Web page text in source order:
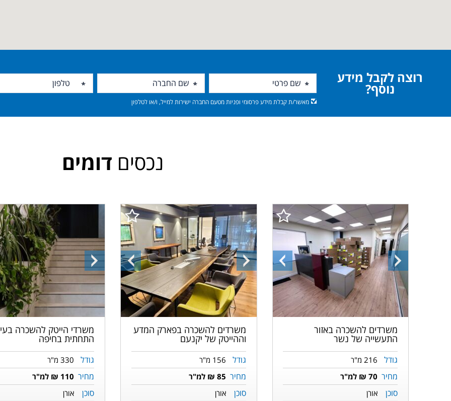
רוצה לקבל מידע
נוסף?
מאשר/ת קבלת מידע פרסומי ופניות מטעם החברה ישירות למייל, ו/או לטלפון
נכסים דומים
התמונה
הקודמת
התמונה
הבאה
משרדים להשכרה באזור
התעשייה של נשר
גודל 216 מ"ר
מחיר 70 ₪ למ"ר
סוכן אורן
התמונה
הקודמת
התמונה
הבאה
משרדים להשכרה בפארק המדע
וההייטק של יקנעם
גודל 156 מ"ר
מחיר 85 ₪ למ"ר
סוכן אורן
התמונה
הבאה
משרדי הייטק להשכרה
התחתית בחיפה
גודל 330 מ"ר
מחיר 110 ₪ למ"ר
סוכן אורן